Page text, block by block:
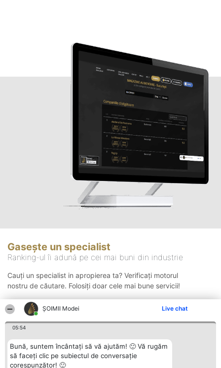
ȘOIMII Modei Live chat
05:54
Bună, suntem încântați să vă ajutăm! 🙂 Vă rugăm
să faceți clic pe subiectul de conversație
corespunzător! 🙂
Gasește un specialist
Ranking-ul îi adună pe cei mai buni din industrie
Cauți un specialist in apropierea ta? Verificați motorul
nostru de căutare. Folosiți doar cele mai bune servicii!